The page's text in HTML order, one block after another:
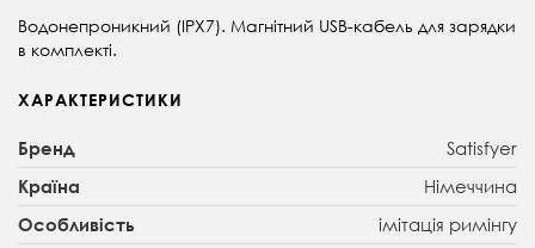
Водонепроникний (IPX7). Магнітний USB-кабель для зарядки
в комплекті.
ХАРАКТЕРИСТИКИ
Бренд Satisfyer
Країна Німеччина
Особливість імітація римінгу